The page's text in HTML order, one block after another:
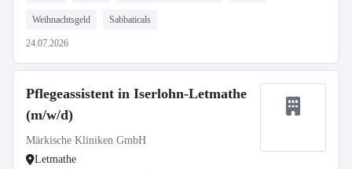
Weihnachtsgeld Sabbaticals
24.07.2026
Pflegeassistent in Iserlohn-Letmathe
(m/w/d)
Märkische Kliniken GmbH
Letmathe